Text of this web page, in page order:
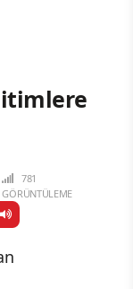
781
GÖRÜNTÜLEME